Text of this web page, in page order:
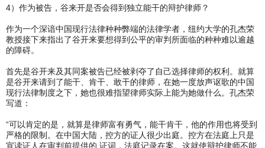
4）作为被告，谷来开是否会得到独立能干的辩护律师？
作为一个深谙中国现行法律种种弊端的法律学者，纽约大学的孔杰荣
教授接下来指出了谷开来要想得到公平的审判所面临的种种难以逾越
的障碍。
首先是谷开来及其同案被告已经被剥夺了自己选择律师的权利。就算
是谷开来请到了能干、肯干、敢干的律师，在她一度放声讴歌的中国
现行法律制度之下，她也很难指望律师实际上能为她做什么。孔杰荣
写道：
“可以肯定的是，就算是律师富有勇气，能干肯干，他的作用也将受到
严格的限制。在中国大陆，控方的证人很少出庭。控方在法庭上只是
宣读证人在审判前提供的 证词，法庭记录在案。这就使辩护律师不能